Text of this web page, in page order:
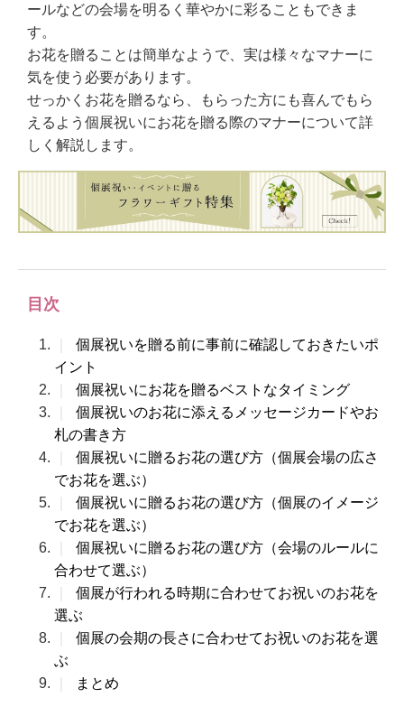
ールなどの会場を明るく華やかに彩ることもできま
す。
お花を贈ることは簡単なようで、実は様々なマナーに
気を使う必要があります。
せっかくお花を贈るなら、もらった方にも喜んでもら
えるよう個展祝いにお花を贈る際のマナーについて詳
しく解説します。
目次
個展祝いを贈る前に事前に確認しておきたいポ
イント
個展祝いにお花を贈るベストなタイミング
個展祝いのお花に添えるメッセージカードやお
札の書き方
個展祝いに贈るお花の選び方（個展会場の広さ
でお花を選ぶ）
個展祝いに贈るお花の選び方（個展のイメージ
でお花を選ぶ）
個展祝いに贈るお花の選び方（会場のルールに
合わせて選ぶ）
個展が行われる時期に合わせてお祝いのお花を
選ぶ
個展の会期の長さに合わせてお祝いのお花を選
ぶ
まとめ